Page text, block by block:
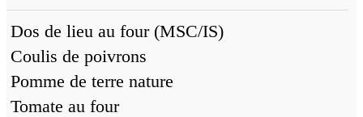
Dos de lieu au four (MSC/IS)
Coulis de poivrons
Pomme de terre nature
Tomate au four